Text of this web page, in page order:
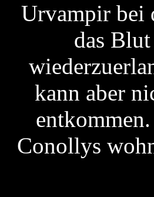
Urvampir bei
das
kann aber
Conollys